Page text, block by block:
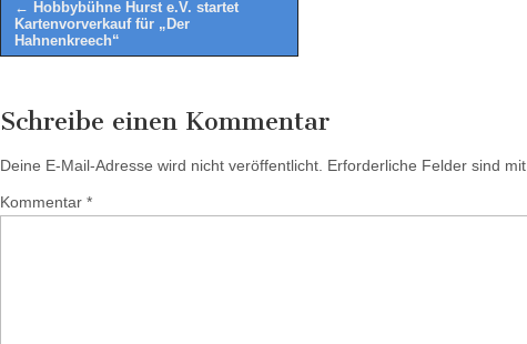
Post
navigation
← Hobbybühne Hurst e.V. startet
Kartenvorverkauf für „Der
Hahnenkreech“
Schreibe einen Kommentar
Deine E-Mail-Adresse wird nicht veröffentlicht. Erforderliche Felder sind mit
Kommentar *